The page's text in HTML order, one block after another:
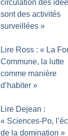
circulation des
sont des activités
surveillées »
Lire Ross : « La
Commune, la lutte
comme manière
d’habiter »
Lire Dejean :
« Sciences-Po,
de la domination »